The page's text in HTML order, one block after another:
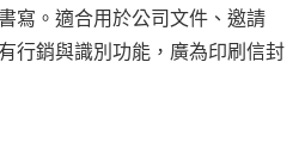
寫。適合用於公司文件、邀請
行銷與識別功能，廣為印刷信封